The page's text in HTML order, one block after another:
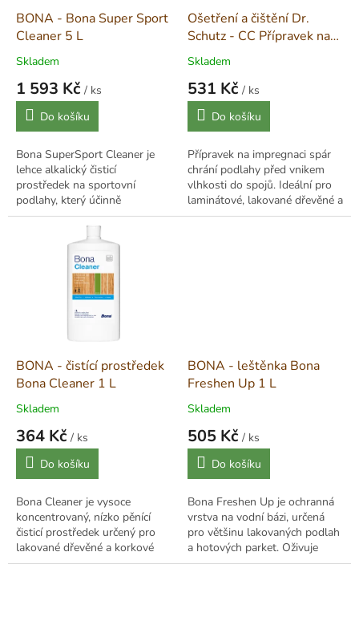
BONA - Bona Super Sport
Cleaner 5 L
Skladem
1 593 Kč / ks
Měrná
cena: Do košíku
Bona SuperSport Cleaner je
lehce alkalický čisticí
prostředek na sportovní
podlahy, který účinně
odstraňuje mastnotu a
nečistoty. Je bezpečný pro
dřevěné, PVC, vinylové,...
Ošetření a čištění Dr.
Schutz - CC Přípravek na
impregnaci spár - 250 ml
Skladem
531 Kč / ks
Měrná
cena: Do košíku
Přípravek na impregnaci spár
chrání podlahy před vnikem
vlhkosti do spojů. Ideální pro
laminátové, lakované dřevěné a
korkové podlahy. Obsahuje
BONA - čistící prostředek
Bona Cleaner 1 L
Skladem
364 Kč / ks
Měrná
cena: Do košíku
Bona Cleaner je vysoce
koncentrovaný, nízko pěnící
čisticí prostředek určený pro
lakované dřevěné a korkové
podlahy. Efektivně odstraňuje
BONA - leštěnka Bona
Freshen Up 1 L
Skladem
505 Kč / ks
Měrná
cena: Do košíku
Bona Freshen Up je ochranná
vrstva na vodní bázi, určená
pro většinu lakovaných podlah
a hotových parket. Oživuje
poškrábané a matné povrchy a